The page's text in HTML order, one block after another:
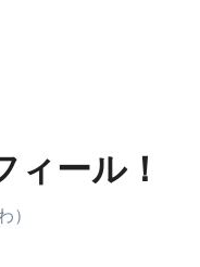
ィール！
）